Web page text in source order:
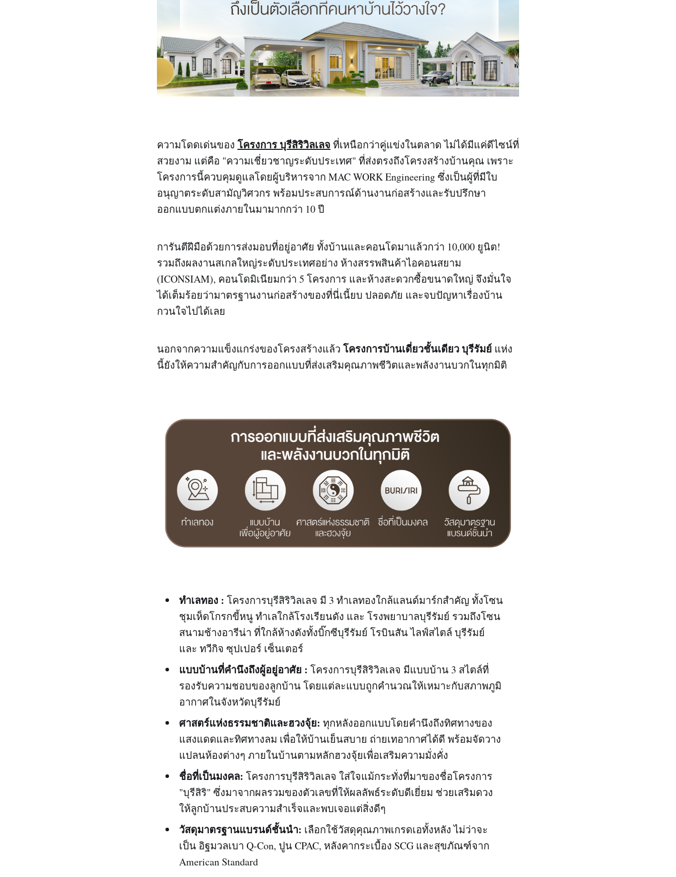
ความโดดเด่นของ โครงการ บุรีสิริวิลเลจ ที่เหนือกว่าคู่แข่งในตลาด ไม่ได้มีแค่ดีไซน์ที่
สวยงาม แต่คือ "ความเชี่ยวชาญระดับประเทศ" ที่ส่งตรงถึงโครงสร้างบ้านคุณ เพราะ
โครงการนี้ควบคุมดูแลโดยผู้บริหารจาก MAC WORK Engineering ซึ่งเป็นผู้ที่มีใบ
อนุญาตระดับสามัญวิศวกร พร้อมประสบการณ์ด้านงานก่อสร้างและรับปรึกษา
ออกแบบตกแต่งภายในมามากกว่า 10 ปี
การันตีฝีมือด้วยการส่งมอบที่อยู่อาศัย ทั้งบ้านและคอนโดมาแล้วกว่า 10,000 ยูนิต!
รวมถึงผลงานสเกลใหญ่ระดับประเทศอย่าง ห้างสรรพสินค้าไอคอนสยาม
(ICONSIAM), คอนโดมิเนียมกว่า 5 โครงการ และห้างสะดวกซื้อขนาดใหญ่ จึงมั่นใจ
ได้เต็มร้อยว่ามาตรฐานงานก่อสร้างของที่นี่เนี้ยบ ปลอดภัย และจบปัญหาเรื่องบ้าน
กวนใจไปได้เลย
นอกจากความแข็งแกร่งของโครงสร้างแล้ว โครงการบ้านเดี่ยวชั้นเดียว บุรีรัมย์ แห่ง
นี้ยังให้ความสำคัญกับการออกแบบที่ส่งเสริมคุณภาพชีวิตและพลังงานบวกในทุกมิติ
ทำเลทอง : โครงการบุรีสิริวิลเลจ มี 3 ทำเลทองใกล้แลนด์มาร์กสำคัญ ทั้งโซน
ชุมเห็ดโกรกขี้หนู ทำเลใกล้โรงเรียนดัง และ โรงพยาบาลบุรีรัมย์ รวมถึงโซน
สนามช้างอารีน่า ที่ใกล้ห้างดังทั้งบิ๊กซีบุรีรัมย์ โรบินสัน ไลฟ์สไตล์ บุรีรัมย์
และ ทวีกิจ ซุปเปอร์ เซ็นเตอร์
แบบบ้านที่คำนึงถึงผู้อยู่อาศัย : โครงการบุรีสิริวิลเลจ มีแบบบ้าน 3 สไตล์ที่
รองรับความชอบของลูกบ้าน โดยแต่ละแบบถูกคำนวณให้เหมาะกับสภาพภูมิ
อากาศในจังหวัดบุรีรัมย์
ศาสตร์แห่งธรรมชาติและฮวงจุ้ย: ทุกหลังออกแบบโดยคำนึงถึงทิศทางของ
แสงแดดและทิศทางลม เพื่อให้บ้านเย็นสบาย ถ่ายเทอากาศได้ดี พร้อมจัดวาง
แปลนห้องต่างๆ ภายในบ้านตามหลักฮวงจุ้ยเพื่อเสริมความมั่งคั่ง
ชื่อที่เป็นมงคล: โครงการบุรีสิริวิลเลจ ใส่ใจแม้กระทั่งที่มาของชื่อโครงการ
"บุรีสิริ" ซึ่งมาจากผลรวมของตัวเลขที่ให้ผลลัพธ์ระดับดีเยี่ยม ช่วยเสริมดวง
ให้ลูกบ้านประสบความสำเร็จและพบเจอแต่สิ่งดีๆ
วัสดุมาตรฐานแบรนด์ชั้นนำ: เลือกใช้วัสดุคุณภาพเกรดเอทั้งหลัง ไม่ว่าจะ
เป็น อิฐมวลเบา Q-Con, ปูน CPAC, หลังคากระเบื้อง SCG และสุขภัณฑ์จาก
American Standard